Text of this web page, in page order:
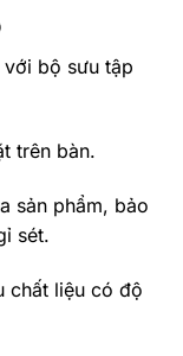
với bộ sưu tập
trên bàn.
sản phẩm, bảo
sét.
chất liệu có độ